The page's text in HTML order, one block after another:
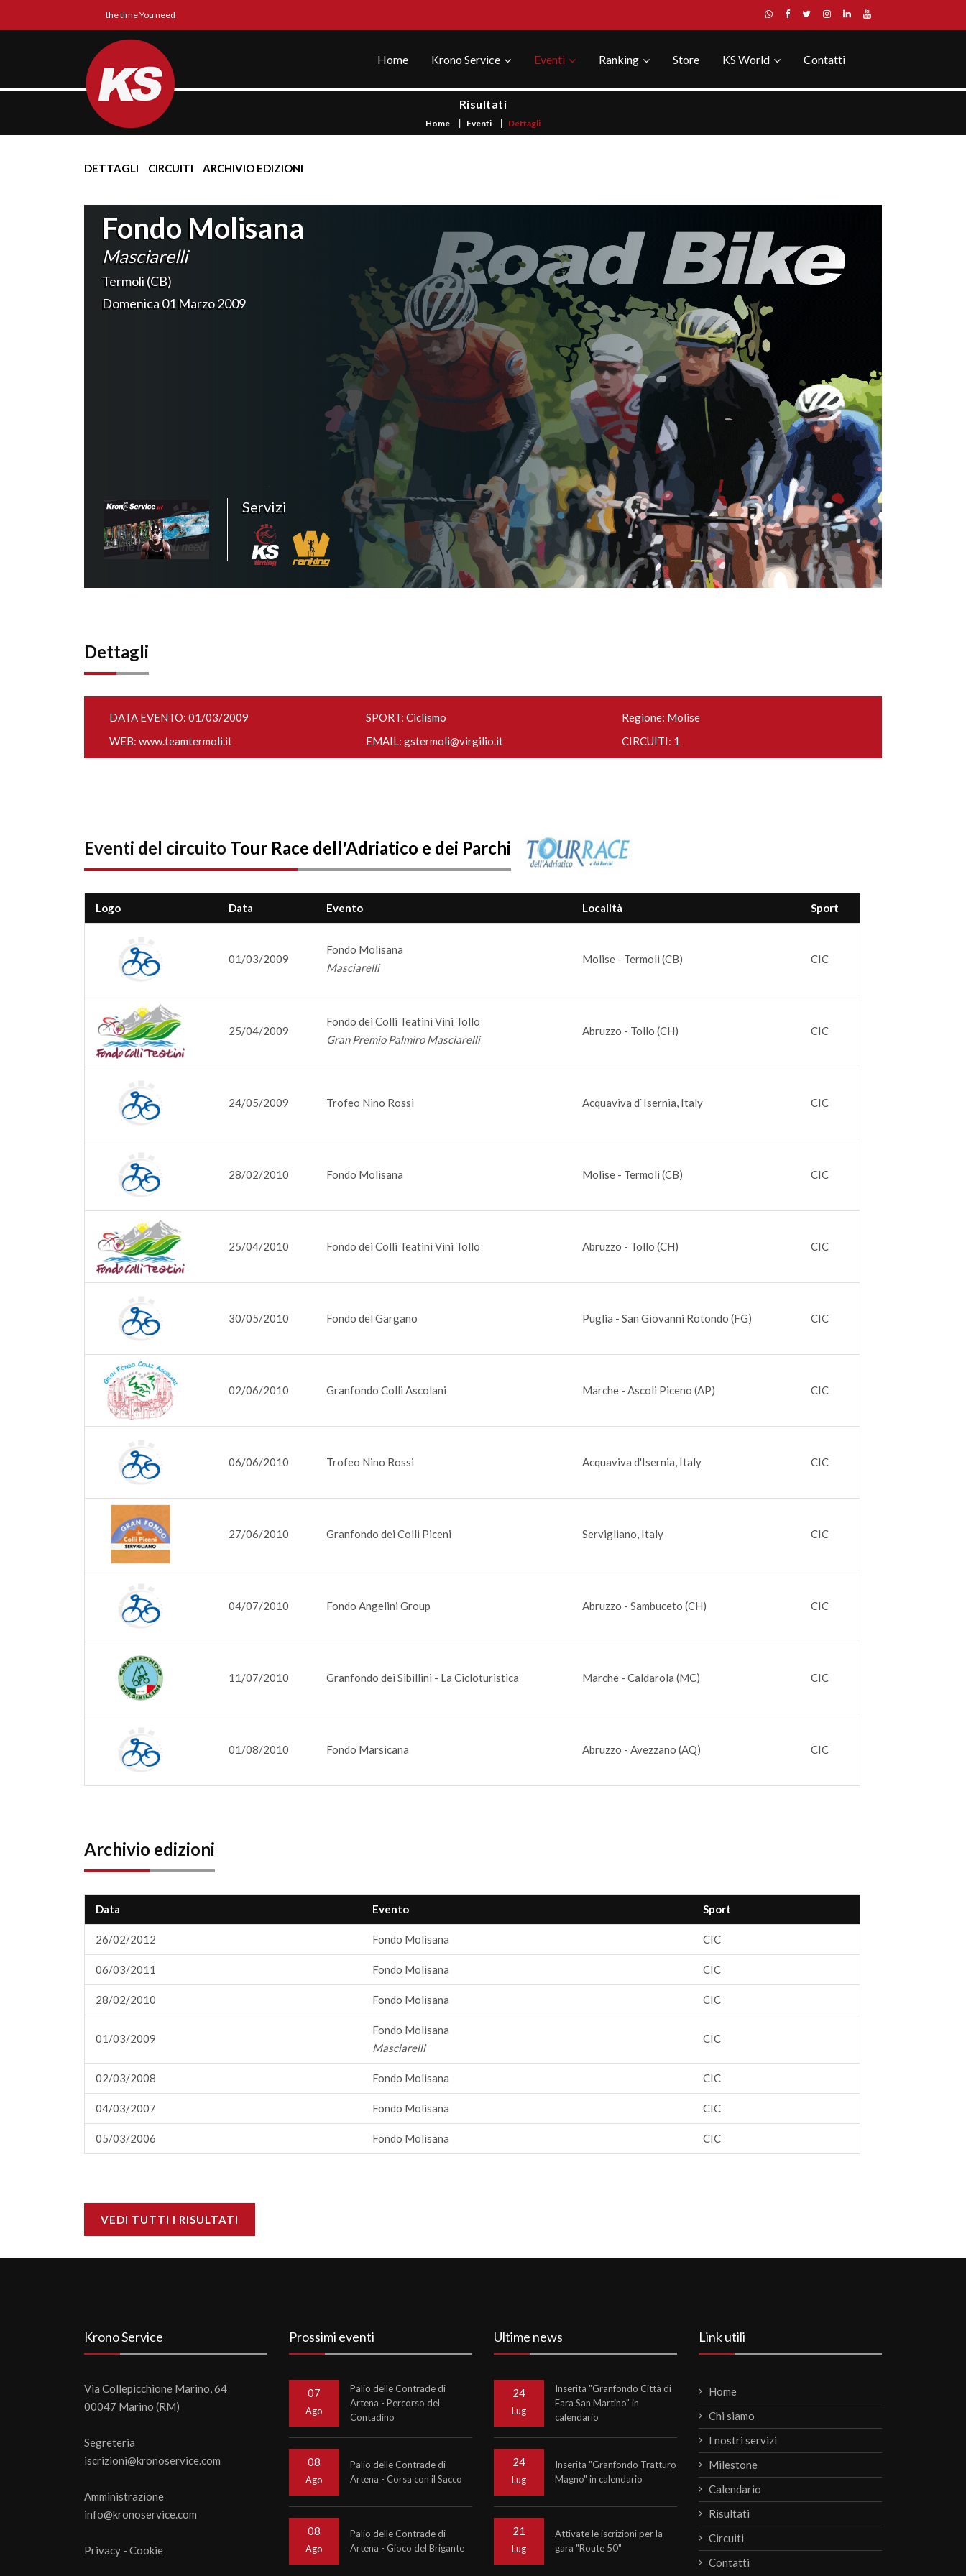
the time You need
Home Krono Service Eventi Ranking Store KS World Contatti
Risultati
Home Eventi Dettagli
DETTAGLI CIRCUITI ARCHIVIO EDIZIONI
Fondo Molisana
Masciarelli
Termoli (CB)
Domenica 01 Marzo 2009
Servizi
Dettagli
DATA EVENTO: 01/03/2009 SPORT: Ciclismo
Regione: Molise
WEB: www.teamtermoli.it EMAIL: gstermoli@virgilio.it CIRCUITI: 1
Eventi del circuito Tour Race dell'Adriatico e dei Parchi
Logo Data Evento Località Sport
01/03/2009
Fondo Molisana
Masciarelli
Molise - Termoli (CB) CIC
25/04/2009
Fondo dei Colli Teatini Vini Tollo
Gran Premio Palmiro Masciarelli
Abruzzo - Tollo (CH) CIC
24/05/2009 Trofeo Nino Rossi Acquaviva d`Isernia, Italy CIC
28/02/2010 Fondo Molisana Molise - Termoli (CB) CIC
25/04/2010 Fondo dei Colli Teatini Vini Tollo Abruzzo - Tollo (CH) CIC
30/05/2010 Fondo del Gargano Puglia - San Giovanni Rotondo (FG) CIC
02/06/2010 Granfondo Colli Ascolani Marche - Ascoli Piceno (AP) CIC
06/06/2010 Trofeo Nino Rossi Acquaviva d'Isernia, Italy CIC
27/06/2010 Granfondo dei Colli Piceni Servigliano, Italy CIC
04/07/2010 Fondo Angelini Group Abruzzo - Sambuceto (CH) CIC
11/07/2010 Granfondo dei Sibillini - La Cicloturistica Marche - Caldarola (MC) CIC
01/08/2010 Fondo Marsicana Abruzzo - Avezzano (AQ) CIC
Archivio edizioni
Data Evento Sport
26/02/2012 Fondo Molisana CIC
06/03/2011 Fondo Molisana CIC
28/02/2010 Fondo Molisana CIC
01/03/2009
Fondo Molisana
Masciarelli
CIC
02/03/2008 Fondo Molisana CIC
04/03/2007 Fondo Molisana CIC
05/03/2006 Fondo Molisana CIC
VEDI TUTTI I RISULTATI
Krono Service
Via Collepicchione Marino, 64
00047 Marino (RM)
Segreteria
iscrizioni@kronoservice.com
Amministrazione
info@kronoservice.com
Privacy - Cookie
Prossimi eventi
07
Ago
Palio delle Contrade di
Artena - Percorso del
Contadino
08
Ago
Palio delle Contrade di
Artena - Corsa con il Sacco
08
Ago
Palio delle Contrade di
Artena - Gioco del Brigante
Ultime news
24
Lug
Inserita "Granfondo Città di
Fara San Martino" in
calendario
24
Lug
Inserita "Granfondo Tratturo
Magno" in calendario
21
Lug
Attivate le iscrizioni per la
gara "Route 50"
Link utili
Home
Chi siamo
I nostri servizi
Milestone
Calendario
Risultati
Circuiti
Contatti